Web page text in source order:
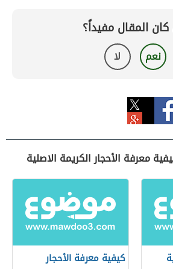
المقال مفيداً؟
نعم لا
معرفة الأحجار الكريمة الاصلية
كيفية معرفة الأحجار